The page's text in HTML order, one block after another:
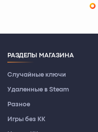
РАЗДЕЛЫ МАГАЗИНА
Случайные ключи
Удаленные в Steam
Разное
Игры без КК